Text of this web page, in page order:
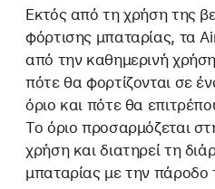
Εκτός από τη χρήση της
φόρτισης μπαταρίας, τα
από την καθημερινή
πότε θα φορτίζονται σε
όριο και πότε θα
Το όριο προσαρμόζεται
χρήση και διατηρεί τη
μπαταρίας με την πάροδο